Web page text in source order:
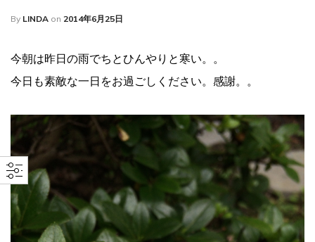
By LINDA on 2014年6月25日
今朝は昨日の雨でちとひんやりと寒い。。
今日も素敵な一日をお過ごしください。感謝。。